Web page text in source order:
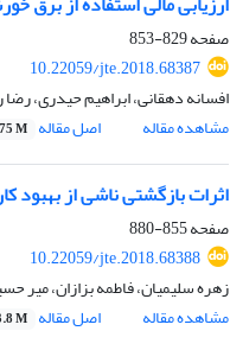
صفحه829-853
10.22059/jte.2018.68387
افسانه دهقانی، ابراهیم حیدری،
مشاهده مقاله
اصل مقاله M
اثرات بازگشتی ناشی از بهبود
صفحه855-880
10.22059/jte.2018.68388
زهره سلیمیان، فاطمه بزازان، میر
مشاهده مقاله
اصل مقاله M